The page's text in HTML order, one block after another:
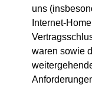
uns
Internet-
waren sowie